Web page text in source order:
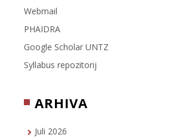
Webmail
PHAIDRA
Google Scholar UNTZ
Syllabus repozitorij
ARHIVA
Juli 2026